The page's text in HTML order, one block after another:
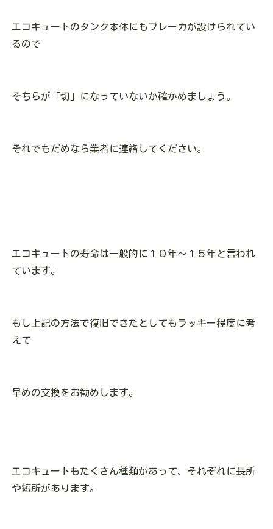
エコキュートのタンク本体にもブレーカが設けられてい
るので
そちらが「切」になっていないか確かめましょう。
それでもだめなら業者に連絡してください。
エコキュートの寿命は一般的に１０年～１５年と言われ
ています。
もし上記の方法で復旧できたとしてもラッキー程度に考
えて
早めの交換をお勧めします。
エコキュートもたくさん種類があって、それぞれに長所
や短所があります。